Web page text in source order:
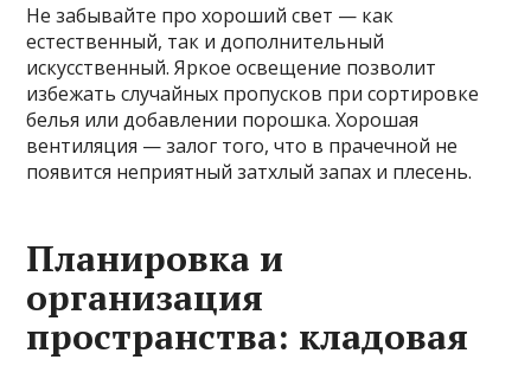
Не забывайте про хороший свет — как
естественный, так и дополнительный
искусственный. Яркое освещение позволит
избежать случайных пропусков при сортировке
белья или добавлении порошка. Хорошая
вентиляция — залог того, что в прачечной не
появится неприятный затхлый запах и плесень.
Планировка и
организация
пространства: кладовая